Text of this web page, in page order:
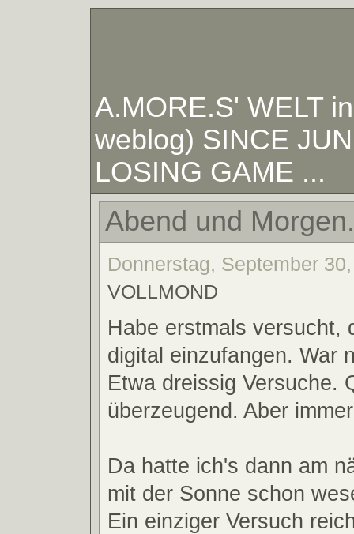
A.MORE.S' WELT
weblog) SINCE
LOSING GAME ...
Abend und
Donnerstag, September
VOLLMOND
Habe erstmals versucht,
digital einzufangen. War
Etwa dreissig Versuche.
überzeugend. Aber
Da hatte ich's dann am
mit der Sonne schon
Ein einziger Versuch